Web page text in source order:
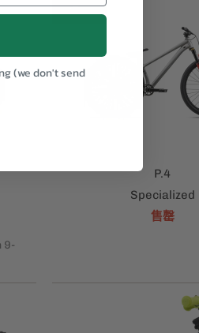
P.4
Specialized
售罄
銷售
(we don't send